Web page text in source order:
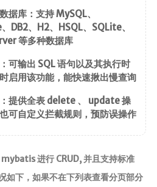
据库：支持 MySQL、
DB2、H2、HSQL、SQLite、
等多种数据库
可输出 SQL 语句以及其执行时
启用该功能，能快速揪出慢查询
提供全表 delete 、 update 操
可自定义拦截规则，预防误操作
进行 CRUD, 并且支持标准
如下，如果不在下列表查看分页部分